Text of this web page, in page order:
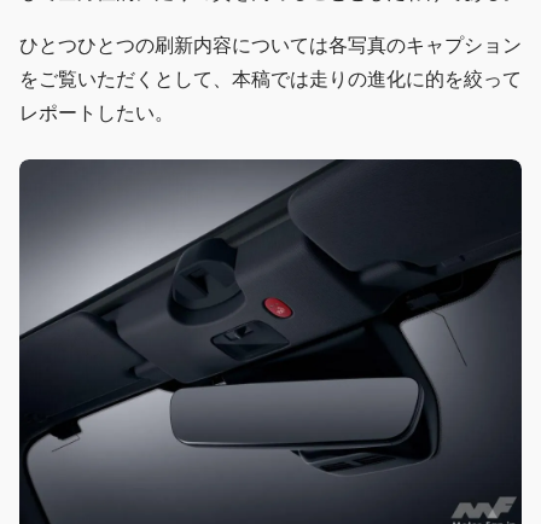
ひとつひとつの刷新内容については各写真のキャプション
をご覧いただくとして、本稿では走りの進化に的を絞って
レポートしたい。